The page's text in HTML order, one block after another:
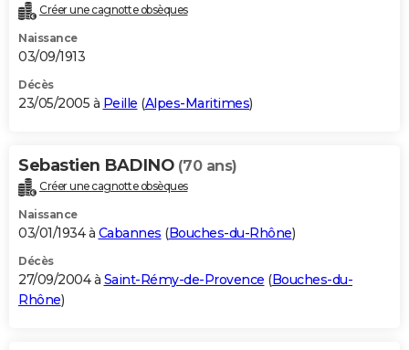
Créer une cagnotte obsèques
Naissance
03/09/1913
Décès
23/05/2005 à Peille (Alpes-Maritimes)
Sebastien BADINO (70 ans)
Créer une cagnotte obsèques
Naissance
03/01/1934 à Cabannes (Bouches-du-Rhône)
Décès
27/09/2004 à Saint-Rémy-de-Provence (Bouches-du-
Rhône)